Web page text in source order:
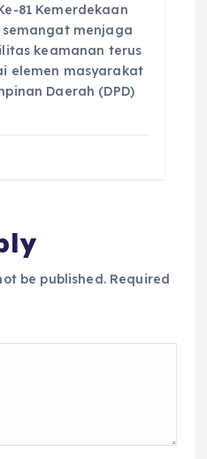
81 Kemerdekaan
menjaga
keamanan terus
elemen masyarakat
Daerah (DPD)
be published. Required